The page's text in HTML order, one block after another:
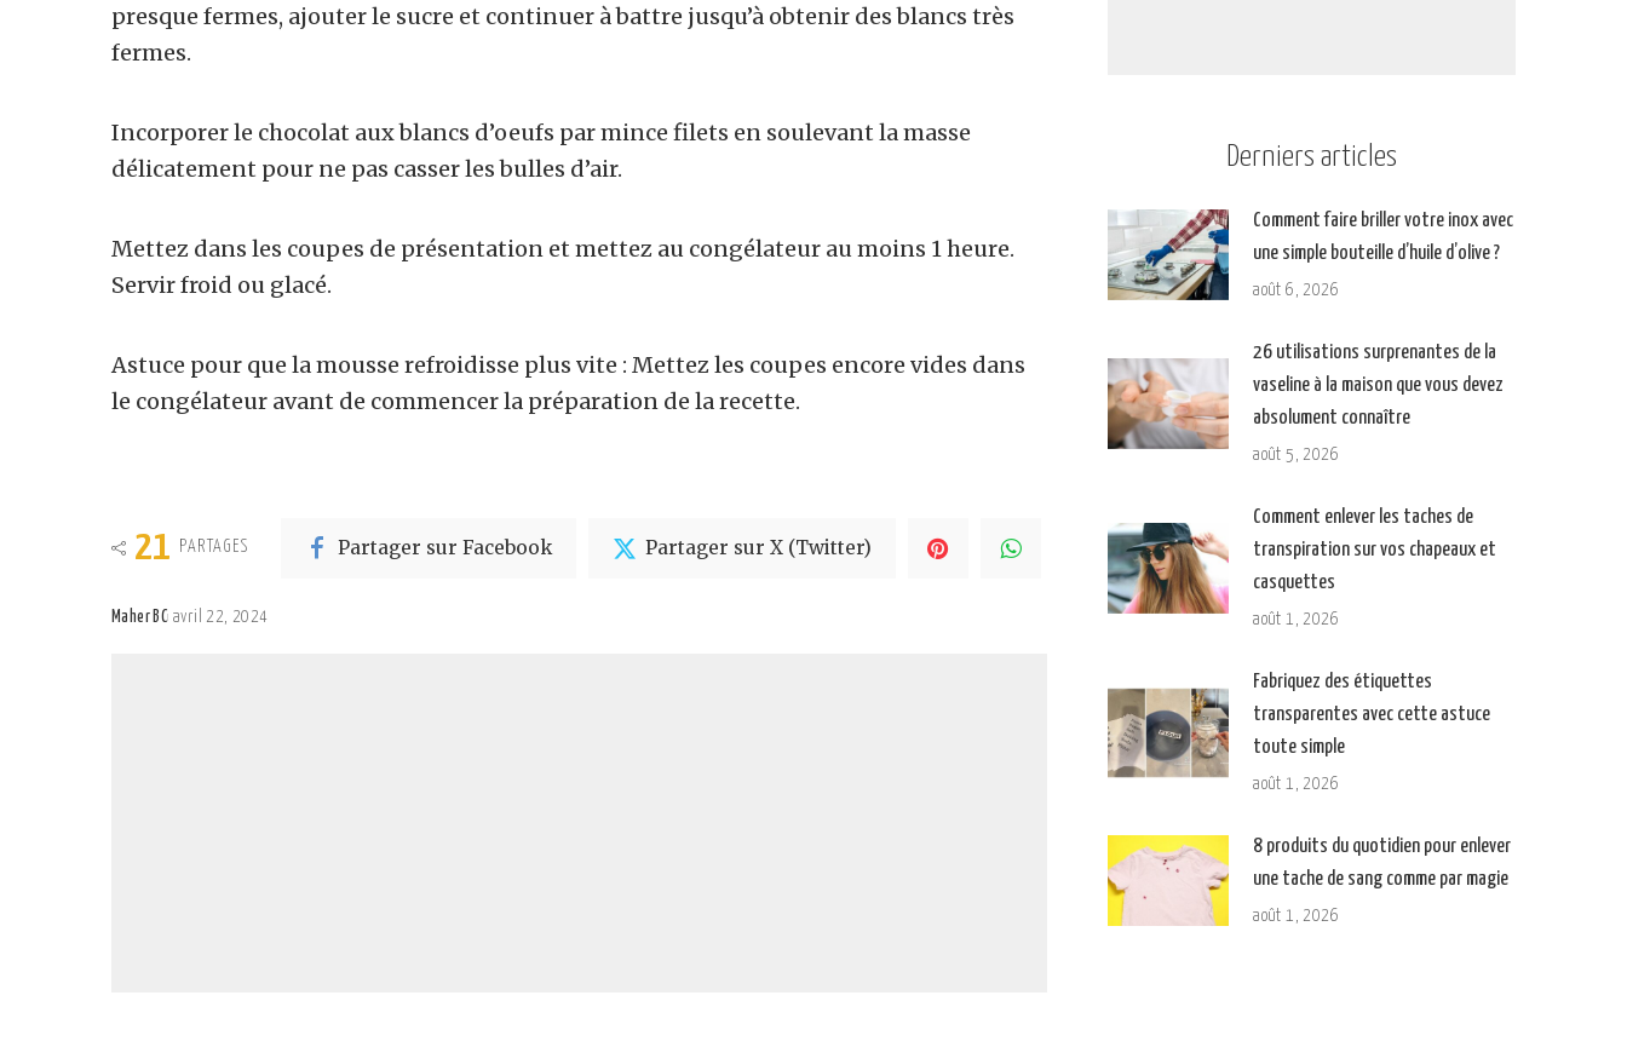
presque fermes, ajouter le sucre et continuer à battre jusqu’à obtenir des blancs très
fermes.
Incorporer le chocolat aux blancs d’oeufs par mince filets en soulevant la masse
délicatement pour ne pas casser les bulles d’air.
Mettez dans les coupes de présentation et mettez au congélateur au moins 1 heure.
Servir froid ou glacé.
Astuce pour que la mousse refroidisse plus vite : Mettez les coupes encore vides dans
le congélateur avant de commencer la préparation de la recette.
21 PARTAGES Partager sur Facebook Partager sur X (Twitter)
Maher BC avril 22, 2024
Derniers articles
Comment faire briller votre inox avec
une simple bouteille d’huile d’olive ?
août 6, 2026
26 utilisations surprenantes de la
vaseline à la maison que vous devez
absolument connaître
août 5, 2026
Comment enlever les taches de
transpiration sur vos chapeaux et
casquettes
août 1, 2026
Fabriquez des étiquettes
transparentes avec cette astuce
toute simple
août 1, 2026
8 produits du quotidien pour enlever
une tache de sang comme par magie
août 1, 2026